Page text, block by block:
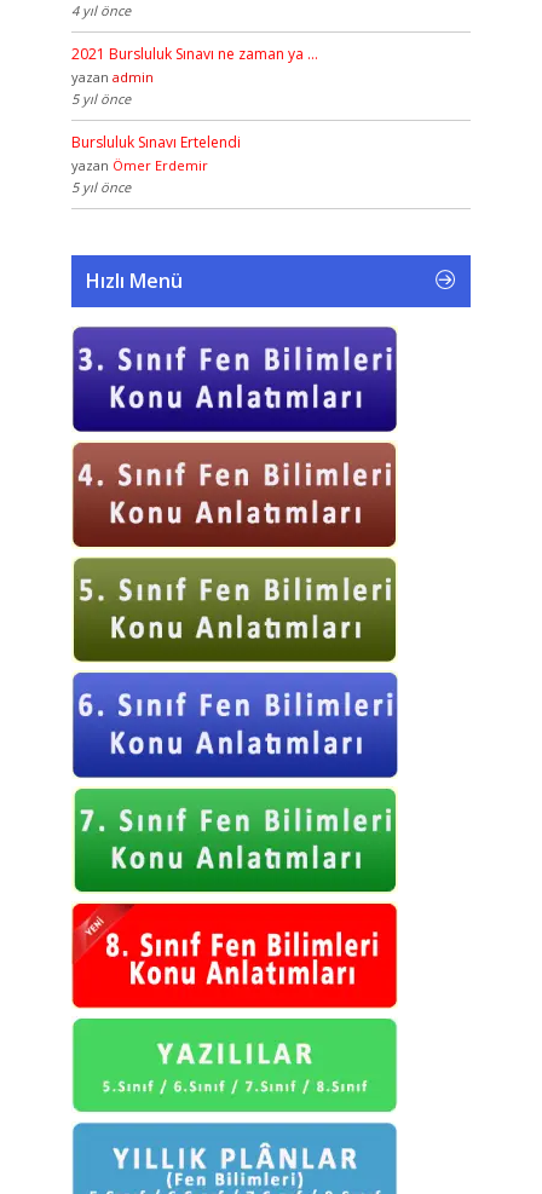
4 yıl önce
2021 Bursluluk Sınavı ne zaman ya …
yazan admin
5 yıl önce
Bursluluk Sınavı Ertelendi
yazan Ömer Erdemir
5 yıl önce
Hızlı Menü